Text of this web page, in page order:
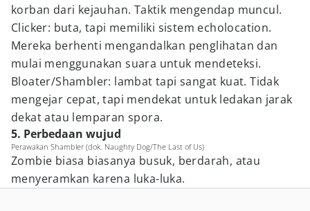
korban dari kejauhan. Taktik mengendap muncul.
Clicker: buta, tapi memiliki sistem echolocation.
Mereka berhenti mengandalkan penglihatan dan
mulai menggunakan suara untuk mendeteksi.
Bloater/Shambler: lambat tapi sangat kuat. Tidak
mengejar cepat, tapi mendekat untuk ledakan jarak
dekat atau lemparan spora.
5. Perbedaan wujud
Perawakan Shambler (dok. Naughty Dog/The Last of Us)
Zombie biasa biasanya busuk, berdarah, atau
menyeramkan karena luka-luka.